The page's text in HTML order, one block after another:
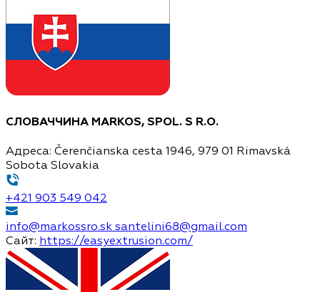
СЛОВАЧЧИНА MARKOS, SPOL. S R.O.
Адреса: Čerenčianska cesta 1946, 979 01 Rimavská
Sobota Slovakia
+421 903 549 042
info@markossro.sk santelini68@gmail.com
Сайт: https://easyextrusion.com/